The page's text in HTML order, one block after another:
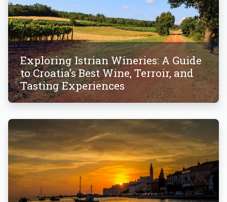
Exploring Istrian Wineries: A Guide
to Croatia’s Best Wine, Terroir, and
Tasting Experiences